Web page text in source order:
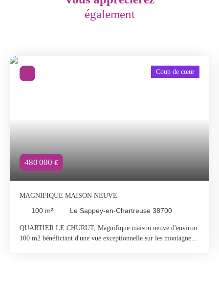
également
480 000 €
Coup de cœur
MAGNIFIQUE MAISON NEUVE
100 m² Le Sappey-en-Chartreuse 38700
QUARTIER LE CHURUT, Magnifique maison neuve d'environ
100 m2 bénéficiant d'une vue exceptionnelle sur les montagnes